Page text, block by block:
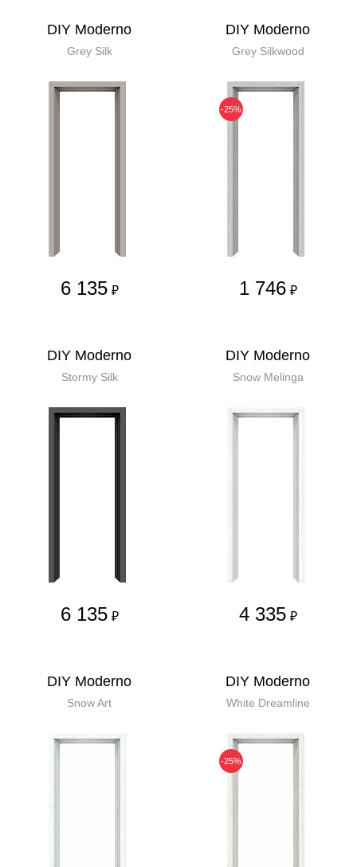
DIY Moderno
Grey Silk
6 135 ₽
DIY Moderno
Grey Silkwood
-25%
1 746 ₽
DIY Moderno
Stormy Silk
6 135 ₽
DIY Moderno
Snow Melinga
4 335 ₽
DIY Moderno
Snow Art
DIY Moderno
White Dreamline
-25%